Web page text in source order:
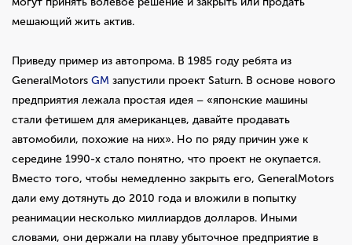
мешающий жить актив.
Приведу пример из автопрома. В 1985 году ребята из
GeneralMotors GM запустили проект Saturn. В основе нового
предприятия лежала простая идея – «японские машины
стали фетишем для американцев, давайте продавать
автомобили, похожие на них». Но по ряду причин уже к
середине 1990-х стало понятно, что проект не окупается.
Вместо того, чтобы немедленно закрыть его, GeneralMotors
дали ему дотянуть до 2010 года и вложили в попытку
реанимации несколько миллиардов долларов. Иными
словами, они держали на плаву убыточное предприятие в